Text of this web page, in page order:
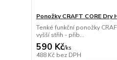
Ponožky CRAFT CORE Dry
Tenké funkční ponožky
vyšší střih - přib...
590 Kč/ks
488 Kč bez DPH